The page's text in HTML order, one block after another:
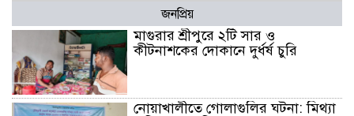
জনপ্রিয়
মাগুরার শ্রীপুরে ২টি সার ও
কীটনাশকের দোকানে দুর্ধর্ষ চুরি
নোয়াখালীতে গোলাগুলির ঘটনা: মিথ্যা